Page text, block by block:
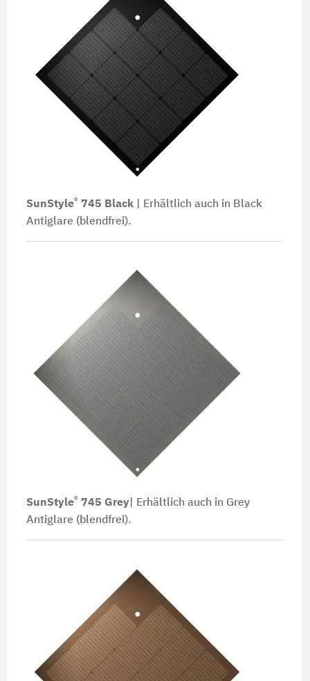
SunStyle® 745 Black| Erhältlich auch in Black
Antiglare (blendfrei).
SunStyle® 745 Grey| Erhältlich auch in Grey
Antiglare (blendfrei).